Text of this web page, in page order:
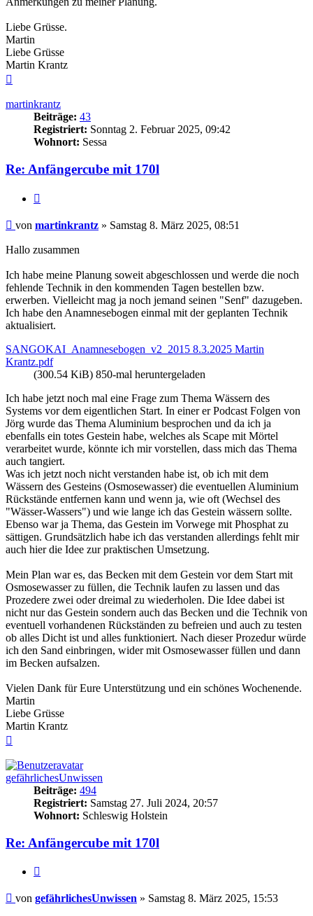
Liebe Grüsse.
Martin
Liebe Grüsse
Martin Krantz
martinkrantz
Beiträge: 43
Registriert: Sonntag 2. Februar 2025, 09:42
Wohnort: Sessa
Re: Anfängercube mit 170l
Beitrag
von martinkrantz » Samstag 8. März 2025, 08:51
Hallo zusammen
Ich habe meine Planung soweit abgeschlossen und werde die noch
fehlende Technik in den kommenden Tagen bestellen bzw.
erwerben. Vielleicht mag ja noch jemand seinen "Senf" dazugeben.
Ich habe den Anamnesebogen einmal mit der geplanten Technik
aktualisiert.
SANGOKAI_Anamnesebogen_v2_2015 8.3.2025 Martin
Krantz.pdf
(300.54 KiB) 850-mal heruntergeladen
Ich habe jetzt noch mal eine Frage zum Thema Wässern des
Systems vor dem eigentlichen Start. In einer er Podcast Folgen von
Jörg wurde das Thema Aluminium besprochen und da ich ja
ebenfalls ein totes Gestein habe, welches als Scape mit Mörtel
verarbeitet wurde, könnte ich mir vorstellen, dass mich das Thema
auch tangiert.
Was ich jetzt noch nicht verstanden habe ist, ob ich mit dem
Wässern des Gesteins (Osmosewasser) die eventuellen Aluminium
Rückstände entfernen kann und wenn ja, wie oft (Wechsel des
"Wässer-Wassers") und wie lange ich das Gestein wässern sollte.
Ebenso war ja Thema, das Gestein im Vorwege mit Phosphat zu
sättigen. Grundsätzlich habe ich das verstanden allerdings fehlt mir
auch hier die Idee zur praktischen Umsetzung.
Mein Plan war es, das Becken mit dem Gestein vor dem Start mit
Osmosewasser zu füllen, die Technik laufen zu lassen und das
Prozedere zwei oder dreimal zu wiederholen. Die Idee dabei ist
nicht nur das Gestein sondern auch das Becken und die Technik von
eventuell vorhandenen Rückständen zu befreien und auch zu testen
ob alles Dicht ist und alles funktioniert. Nach dieser Prozedur würde
ich den Sand einbringen, wider mit Osmosewasser füllen und dann
im Becken aufsalzen.
Vielen Dank für Eure Unterstützung und ein schönes Wochenende.
Martin
Liebe Grüsse
Martin Krantz
gefährlichesUnwissen
Beiträge: 494
Registriert: Samstag 27. Juli 2024, 20:57
Wohnort: Schleswig Holstein
Re: Anfängercube mit 170l
Beitrag
von gefährlichesUnwissen » Samstag 8. März 2025, 15:53